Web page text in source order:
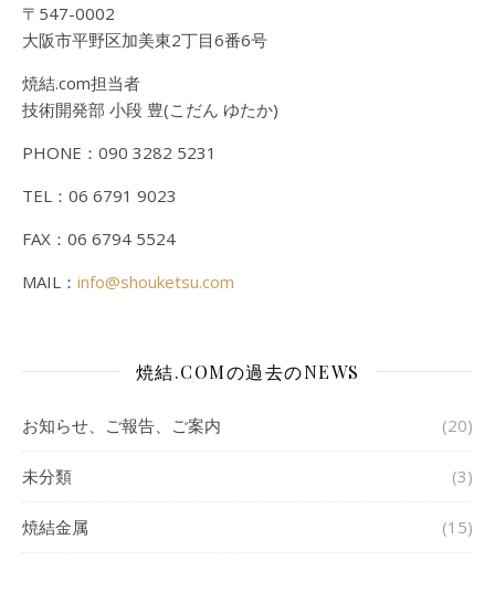
〒547-0002
大阪市平野区加美東2丁目6番6号
焼結.com担当者
技術開発部 小段 豊(こだん ゆたか)
PHONE：090 3282 5231
TEL：06 6791 9023
FAX：06 6794 5524
MAIL： info@shouketsu.com
焼結.COMの過去のNEWS
お知らせ、ご報告、ご案内 (20)
未分類 (3)
焼結金属 (15)